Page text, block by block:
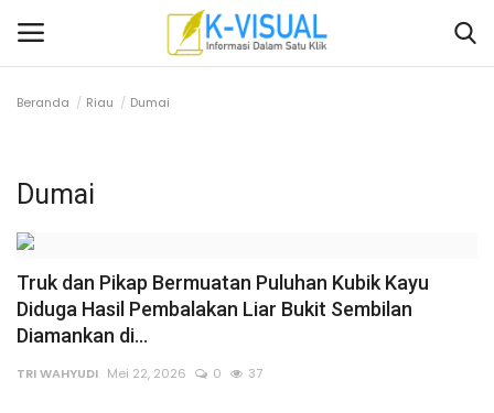
Beranda
Contact
Banten
Yogyakarta
Beranda Riau Dumai
Dumai
Truk dan Pikap Bermuatan Puluhan Kubik Kayu
Diduga Hasil Pembalakan Liar Bukit Sembilan
Diamankan di...
TRI WAHYUDI Mei 22, 2026 0 37